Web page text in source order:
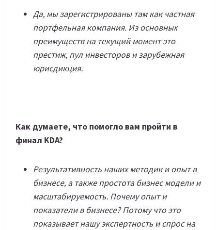
Да, мы зарегистрированы там как частная
портфельная компания. Из основных
преимуществ на текущий момент это
престиж, пул инвесторов и зарубежная
юрисдикция.
Как думаете, что помогло вам пройти в
финал KDA?
Результативность наших методик и опыт в
бизнесе, а также простота бизнес модели и
масштабируемость. Почему опыт и
показатели в бизнесе? Потому что это
показывает нашу экспертность и спрос на